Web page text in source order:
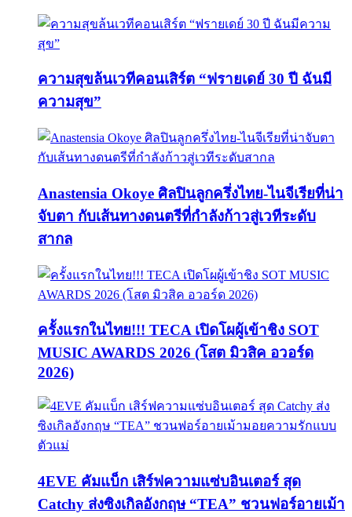
ความสุขล้นเวทีคอนเสิร์ต “ฟรายเดย์ 30 ปี ฉันมี
ความสุข”
Anastensia Okoye ศิลปินลูกครึ่งไทย-ไนจีเรียที่น่า
จับตา กับเส้นทางดนตรีที่กำลังก้าวสู่เวทีระดับ
สากล
ครั้งแรกในไทย!!! TECA เปิดโผผู้เข้าชิง SOT
MUSIC AWARDS 2026 (โสต มิวสิค อวอร์ด
2026)
4EVE คัมแบ็ก เสิร์ฟความแซ่บอินเตอร์ สุด
Catchy ส่งซิงเกิลอังกฤษ “TEA” ชวนฟอร์อายเม้า